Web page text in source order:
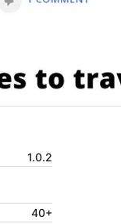
1.0.2
40+